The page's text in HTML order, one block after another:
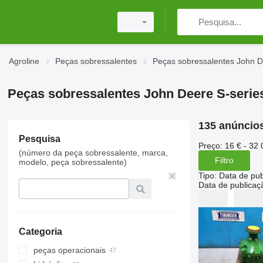
Agroline Peças sobressalentes Peças sobressalentes John
Peças sobressalentes John Deere S-
Pesquisa
(número da peça sobressalente, marca,
modelo, peça sobressalente)
Categoria
peças operacionais
135
Preço: 16 € - 32
Filtro
Tipo: Data de
Data de